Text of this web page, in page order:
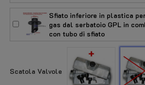
Sfiato inferiore in plastica
gas dal serbatoio GPL in
con tubo di sfiato
Scatola Valvole
Scatola
Valvole